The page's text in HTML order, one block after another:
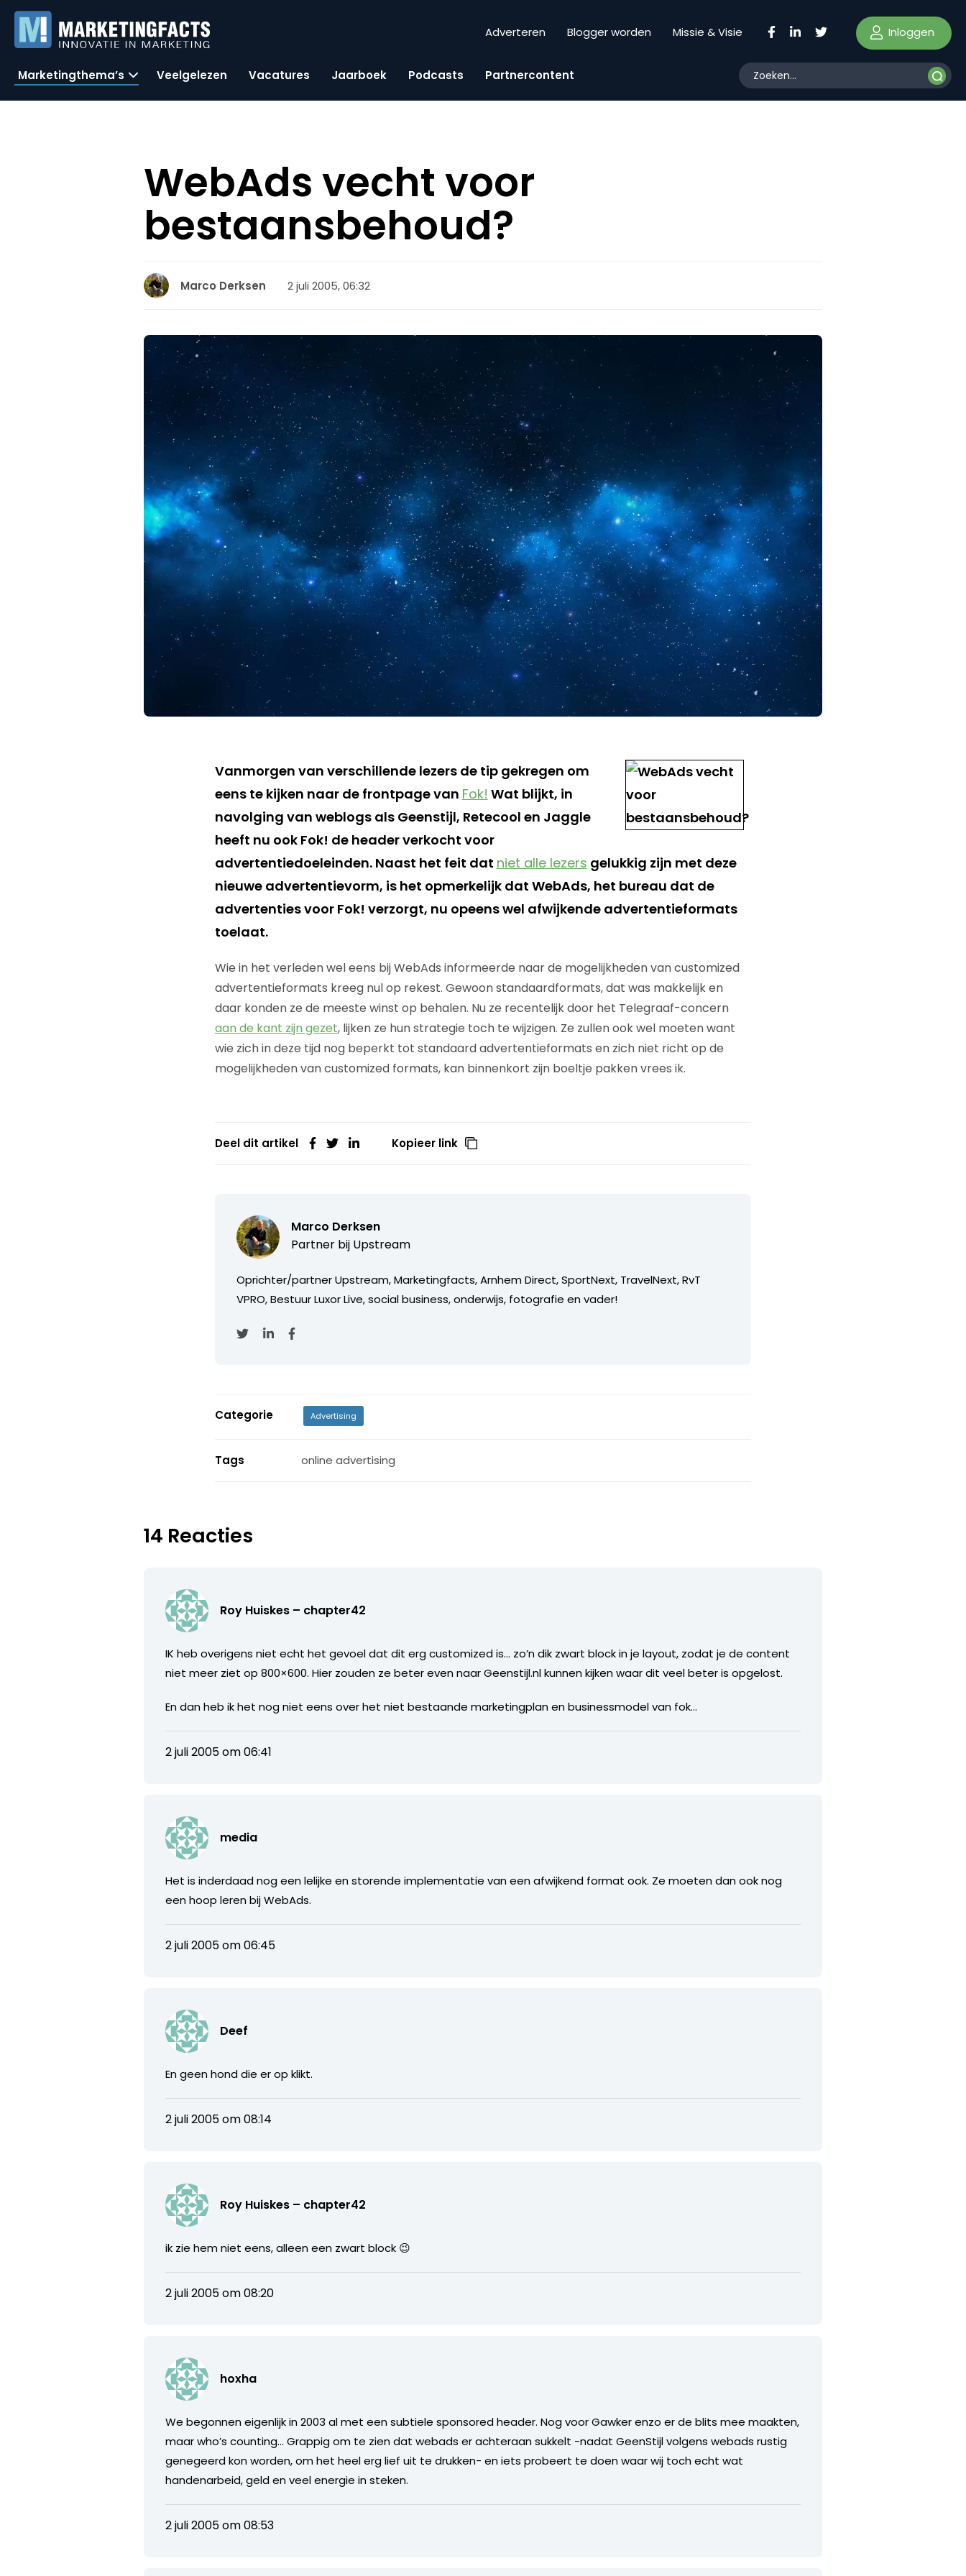
Adverteren Blogger worden Missie & Visie Inloggen
Marketingthema’s Veelgelezen Vacatures Jaarboek Podcasts Partnercontent
WebAds vecht voor
bestaansbehoud?
Marco Derksen 2 juli 2005, 06:32
Vanmorgen van verschillende lezers de tip gekregen om
eens te kijken naar de frontpage van Fok! Wat blijkt, in
navolging van weblogs als Geenstijl, Retecool en Jaggle
heeft nu ook Fok! de header verkocht voor
advertentiedoeleinden. Naast het feit dat niet alle lezers gelukkig zijn met deze
nieuwe advertentievorm, is het opmerkelijk dat WebAds, het bureau dat de
advertenties voor Fok! verzorgt, nu opeens wel afwijkende advertentieformats
toelaat.
Wie in het verleden wel eens bij WebAds informeerde naar de mogelijkheden van customized
advertentieformats kreeg nul op rekest. Gewoon standaardformats, dat was makkelijk en
daar konden ze de meeste winst op behalen. Nu ze recentelijk door het Telegraaf-concern
aan de kant zijn gezet, lijken ze hun strategie toch te wijzigen. Ze zullen ook wel moeten want
wie zich in deze tijd nog beperkt tot standaard advertentieformats en zich niet richt op de
mogelijkheden van customized formats, kan binnenkort zijn boeltje pakken vrees ik.
Deel dit artikel Kopieer link
Marco Derksen
Partner bij Upstream
Oprichter/partner Upstream, Marketingfacts, Arnhem Direct, SportNext, TravelNext, RvT
VPRO, Bestuur Luxor Live, social business, onderwijs, fotografie en vader!
Categorie Advertising
Tags online advertising
14 Reacties
Roy Huiskes – chapter42
IK heb overigens niet echt het gevoel dat dit erg customized is… zo’n dik zwart block in je layout, zodat je de content
niet meer ziet op 800×600. Hier zouden ze beter even naar Geenstijl.nl kunnen kijken waar dit veel beter is opgelost.
En dan heb ik het nog niet eens over het niet bestaande marketingplan en businessmodel van fok…
2 juli 2005 om 06:41
media
Het is inderdaad nog een lelijke en storende implementatie van een afwijkend format ook. Ze moeten dan ook nog
een hoop leren bij WebAds.
2 juli 2005 om 06:45
Deef
En geen hond die er op klikt.
2 juli 2005 om 08:14
Roy Huiskes – chapter42
ik zie hem niet eens, alleen een zwart block 😉
2 juli 2005 om 08:20
hoxha
We begonnen eigenlijk in 2003 al met een subtiele sponsored header. Nog voor Gawker enzo er de blits mee maakten,
maar who’s counting… Grappig om te zien dat webads er achteraan sukkelt -nadat GeenStijl volgens webads rustig
genegeerd kon worden, om het heel erg lief uit te drukken- en iets probeert te doen waar wij toch echt wat
handenarbeid, geld en veel energie in steken.
2 juli 2005 om 08:53